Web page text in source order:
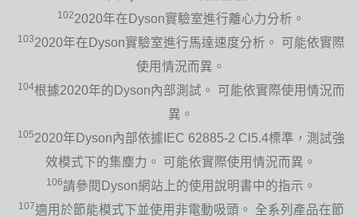
1022020年在Dyson實驗室進行離心力分析。
1032020年在Dyson實驗室進行馬達速度分析。 可能依實際
使用情況而異。
104根據2020年的Dyson內部測試。 可能依實際使用情況而
異。
1052020年Dyson內部依據IEC 62885-2 Cl5.4標準，測試強
效模式下的集塵力。 可能依實際使用情況而異。
106請參閱Dyson網站上的使用說明書中的指示。
107適用於節能模式下並使用非電動吸頭。 全系列產品在節